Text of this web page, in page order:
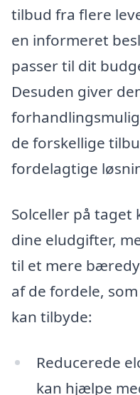
tilbud fra flere
en informeret
passer til dit
Desuden giver
de forskellige
fordelagtige
Solceller på taget
dine eludgifter,
til et mere
af de fordele,
kan tilbyde:
Reducerede
kan hjælpe